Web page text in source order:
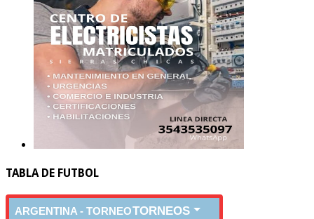
TABLA DE FUTBOL